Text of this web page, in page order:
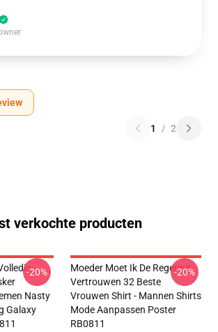
1 / 2
verkochte producten
Nasty
Galaxy
-20%
Moeder Moet Ik De Regering
Vertrouwen 32 Beste
Vrouwen Shirt - Mannen Shirts
Mode Aanpassen Poster
RB0811
-20%